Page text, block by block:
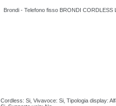
Brondi - Telefono fisso BRONDI CORDLESS
Cordless: Si, Vivavoce: Si, Tipologia display: